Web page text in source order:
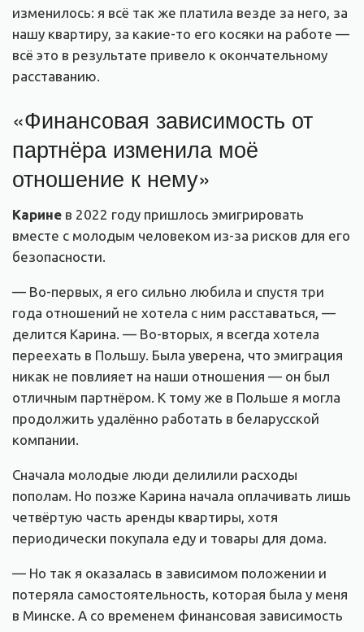
изменилось: я всё так же платила везде за него, за
нашу квартиру, за какие-то его косяки на работе —
всё это в результате привело к окончательному
расставанию.
«Финансовая зависимость от
партнёра изменила моё
отношение к нему»
Карине в 2022 году пришлось эмигрировать
вместе с молодым человеком из-за рисков для его
безопасности.
— Во-первых, я его сильно любила и спустя три
года отношений не хотела с ним расставаться, —
делится Карина. — Во-вторых, я всегда хотела
переехать в Польшу. Была уверена, что эмиграция
никак не повлияет на наши отношения — он был
отличным партнёром. К тому же в Польше я могла
продолжить удалённо работать в беларусской
компании.
Сначала молодые люди делилили расходы
пополам. Но позже Карина начала оплачивать лишь
четвёртую часть аренды квартиры, хотя
периодически покупала еду и товары для дома.
— Но так я оказалась в зависимом положении и
потеряла самостоятельность, которая была у меня
в Минске. А со временем финансовая зависимость